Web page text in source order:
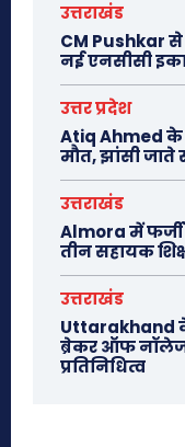
उत्तराखंड
CM Pushkar
नई एनसीसी
उत्तर प्रदेश
Atiq Ahmed
मौत, झांसी
उत्तराखंड
Almora में फर्जी
तीन सहायक
उत्तराखंड
Uttarakhand
ब्रेकर ऑफ
प्रतिनिधित्व